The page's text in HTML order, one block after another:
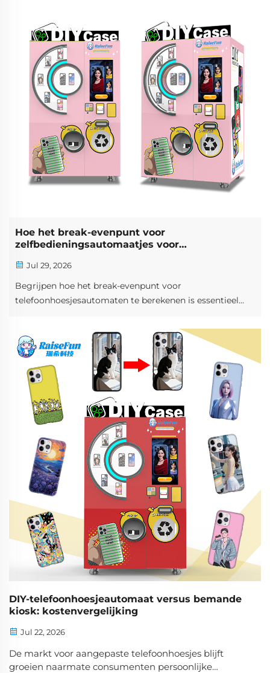
Hoe het break-evenpunt voor
zelfbedieningsautomaatjes voor
Jul 29, 2026
Begrijpen hoe het break-evenpunt voor
telefoonhoesjesautomaten te berekenen is essentieel
zelfbedieningsautomaatbedrijf wil opstarten of
uitbreiden. Het break-evenpunt voor
telefoonhoesjesautomaten geeft het exacte moment
aan...
DIY-telefoonhoesjeautomaat versus bemande
kiosk: kostenvergelijking
Jul 22, 2026
De markt voor aangepaste telefoonhoesjes blijft
groeien naarmate consumenten persoonlijke